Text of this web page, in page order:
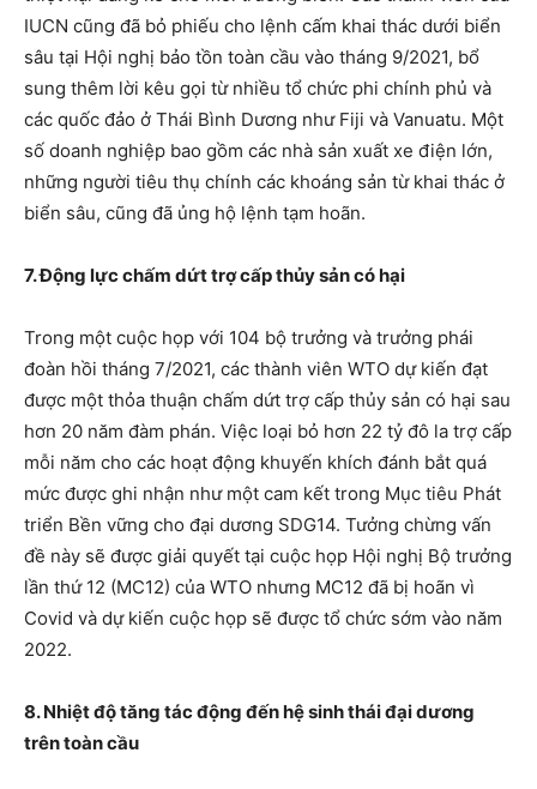
IUCN cũng đã bỏ phiếu cho lệnh cấm khai thác dưới biển
sâu tại Hội nghị bảo tồn toàn cầu vào tháng 9/2021, bổ
sung thêm lời kêu gọi từ nhiều tổ chức phi chính phủ và
các quốc đảo ở Thái Bình Dương như Fiji và Vanuatu. Một
số doanh nghiệp bao gồm các nhà sản xuất xe điện lớn,
những người tiêu thụ chính các khoáng sản từ khai thác ở
biển sâu, cũng đã ủng hộ lệnh tạm hoãn.
7. Động lực chấm dứt trợ cấp thủy sản có hại
Trong một cuộc họp với 104 bộ trưởng và trưởng phái
đoàn hồi tháng 7/2021, các thành viên WTO dự kiến đạt
được một thỏa thuận chấm dứt trợ cấp thủy sản có hại sau
hơn 20 năm đàm phán. Việc loại bỏ hơn 22 tỷ đô la trợ cấp
mỗi năm cho các hoạt động khuyến khích đánh bắt quá
mức được ghi nhận như một cam kết trong Mục tiêu Phát
triển Bền vững cho đại dương SDG14. Tưởng chừng vấn
đề này sẽ được giải quyết tại cuộc họp Hội nghị Bộ trưởng
lần thứ 12 (MC12) của WTO nhưng MC12 đã bị hoãn vì
Covid và dự kiến cuộc họp ​​sẽ được tổ chức sớm vào năm
2022.
8. Nhiệt độ tăng tác động đến hệ sinh thái đại dương
trên toàn cầu